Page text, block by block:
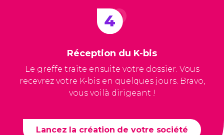
Réception du K-bis
Le greffe traite ensuite votre dossier. Vous
recevrez votre K-bis en quelques jours. Bravo,
vous voilà dirigeant !
Lancez la création de votre société